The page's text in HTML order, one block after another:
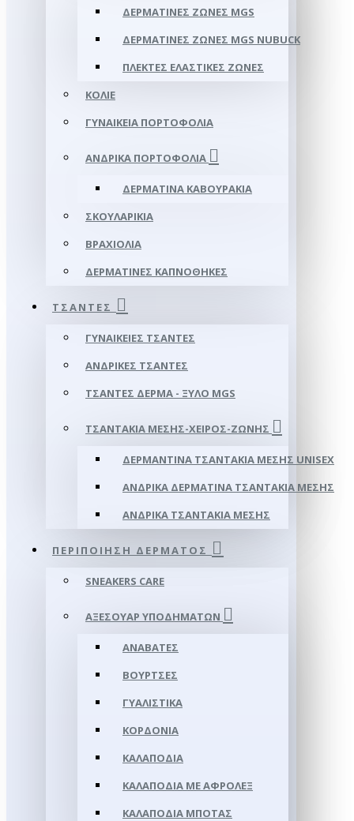
ΔΕΡΜΆΤΙΝΕΣ ΖΏΝΕΣ MGS
ΔΕΡΜΆΤΙΝΕΣ ΖΏΝΕΣ MGS NUBUCK
ΠΛΕΚΤΈΣ ΕΛΑΣΤΙΚΈΣ ΖΏΝΕΣ
ΚΟΛΙΈ
ΓΥΝΑΙΚΕΊΑ ΠΟΡΤΟΦΌΛΙΑ
ΑΝΔΡΙΚΆ ΠΟΡΤΟΦΌΛΙΑ
ΔΕΡΜΆΤΙΝΑ ΚΑΒΟΥΡΆΚΙΑ
ΣΚΟΥΛΑΡΊΚΙΑ
ΒΡΑΧΙΌΛΙΑ
ΔΕΡΜΆΤΙΝΕΣ ΚΑΠΝΟΘΉΚΕΣ
ΤΣΆΝΤΕΣ
ΓΥΝΑΙΚΕΊΕΣ ΤΣΆΝΤΕΣ
ΑΝΔΡΙΚΈΣ ΤΣΆΝΤΕΣ
ΤΣΆΝΤΕΣ ΔΈΡΜΑ - ΞΎΛΟ MGS
ΤΣΑΝΤΆΚΙΑ ΜΈΣΗΣ-ΧΕΙΡΌΣ-ΖΏΝΗΣ
ΔΕΡΜΆΝΤΙΝΑ ΤΣΑΝΤΆΚΙΑ ΜΈΣΗΣ UNISEX
ΑΝΔΡΙΚΆ ΔΕΡΜΆΤΙΝΑ ΤΣΑΝΤΆΚΙΑ ΜΈΣΗΣ
ΑΝΔΡΙΚΆ ΤΣΑΝΤΆΚΙΑ ΜΈΣΗΣ
ΠΕΡΙΠΟΊΗΣΗ ΔΈΡΜΑΤΟΣ
SNEAKERS CARE
ΑΞΕΣΟΥΑΡ ΥΠΟΔΗΜΆΤΩΝ
ΑΝΑΒΆΤΕΣ
ΒΟΎΡΤΣΕΣ
ΓΥΑΛΙΣΤΙΚΆ
ΚΟΡΔΌΝΙΑ
ΚΑΛΑΠΌΔΙΑ
ΚΑΛΑΠΌΔΙΑ ΜΕ ΑΦΡΟΛΕΞ
ΚΑΛΑΠΌΔΙΑ ΜΠΌΤΑΣ